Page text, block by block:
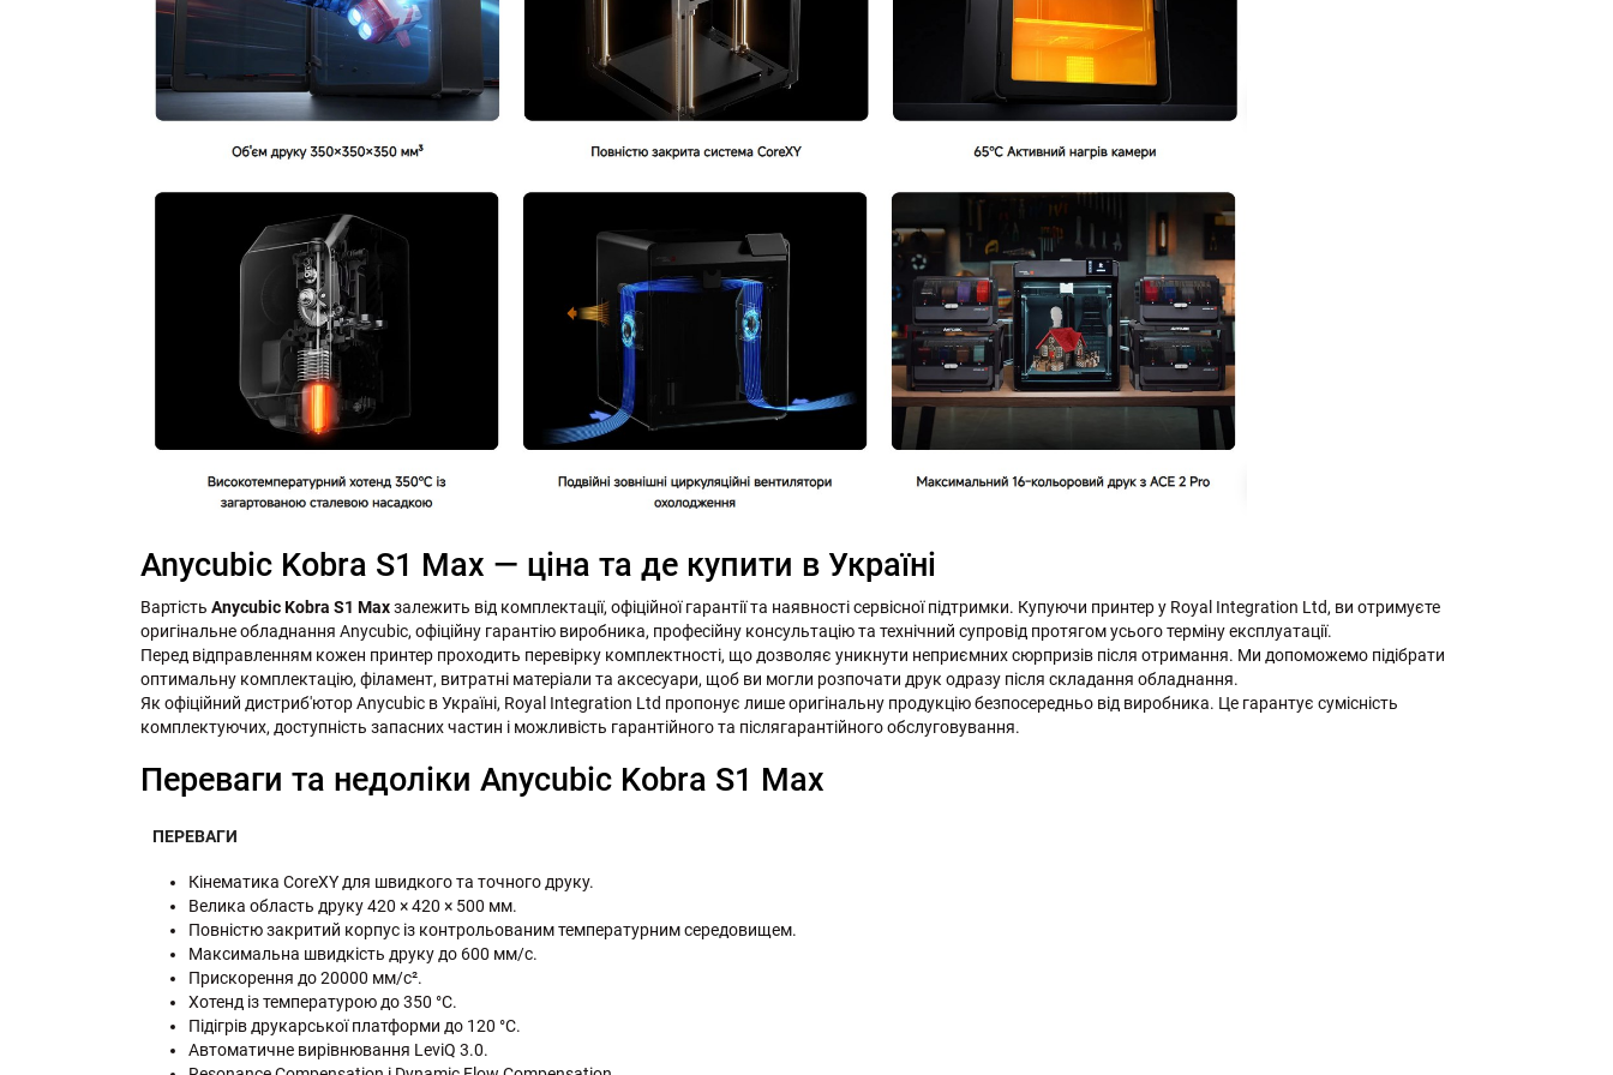
Anycubic Kobra S1 Max — ціна та де купити в Україні
Вартість Anycubic Kobra S1 Maxзалежить від комплектації, офіційної гарантії та наявності сервісної підтримки. Купуючи принтер у Royal Integration Ltd, ви отримуєте
оригінальне обладнання Anycubic, офіційну гарантію виробника, професійну консультацію та технічний супровід протягом усього терміну експлуатації.
Перед відправленням кожен принтер проходить перевірку комплектності, що дозволяє уникнути неприємних сюрпризів після отримання. Ми допоможемо підібрати
оптимальну комплектацію, філамент, витратні матеріали та аксесуари, щоб ви могли розпочати друк одразу після складання обладнання.
Як офіційний дистриб'ютор Anycubic в Україні, Royal Integration Ltd пропонує лише оригінальну продукцію безпосередньо від виробника. Це гарантує сумісність
комплектуючих, доступність запасних частин і можливість гарантійного та післягарантійного обслуговування.
Переваги та недоліки Anycubic Kobra S1 Max
ПЕРЕВАГИ
Кінематика CoreXY для швидкого та точного друку.
Велика область друку 420 × 420 × 500 мм.
Повністю закритий корпус із контрольованим температурним середовищем.
Максимальна швидкість друку до 600 мм/с.
Прискорення до 20000 мм/с².
Хотенд із температурою до 350 °C.
Підігрів друкарської платформи до 120 °C.
Автоматичне вирівнювання LeviQ 3.0.